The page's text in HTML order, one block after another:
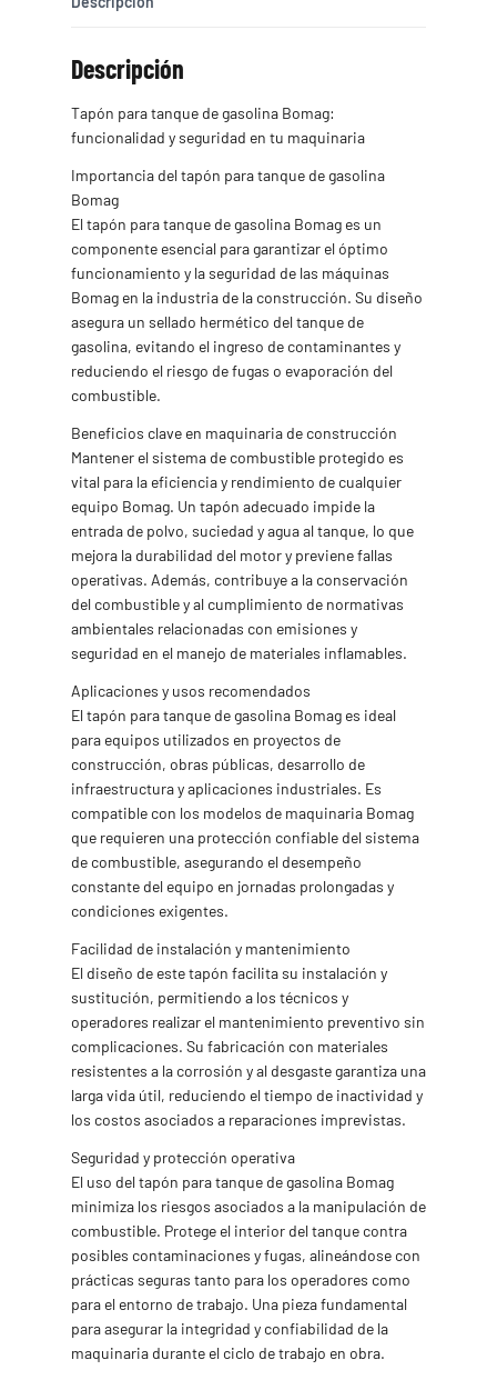
Descripción
Tapón para tanque de gasolina Bomag:
funcionalidad y seguridad en tu maquinaria
Importancia del tapón para tanque de gasolina
Bomag
El tapón para tanque de gasolina Bomag es un
componente esencial para garantizar el óptimo
funcionamiento y la seguridad de las máquinas
Bomag en la industria de la construcción. Su diseño
asegura un sellado hermético del tanque de
gasolina, evitando el ingreso de contaminantes y
reduciendo el riesgo de fugas o evaporación del
combustible.
Beneficios clave en maquinaria de construcción
Mantener el sistema de combustible protegido es
vital para la eficiencia y rendimiento de cualquier
equipo Bomag. Un tapón adecuado impide la
entrada de polvo, suciedad y agua al tanque, lo que
mejora la durabilidad del motor y previene fallas
operativas. Además, contribuye a la conservación
del combustible y al cumplimiento de normativas
ambientales relacionadas con emisiones y
seguridad en el manejo de materiales inflamables.
Aplicaciones y usos recomendados
El tapón para tanque de gasolina Bomag es ideal
para equipos utilizados en proyectos de
construcción, obras públicas, desarrollo de
infraestructura y aplicaciones industriales. Es
compatible con los modelos de maquinaria Bomag
que requieren una protección confiable del sistema
de combustible, asegurando el desempeño
constante del equipo en jornadas prolongadas y
condiciones exigentes.
Facilidad de instalación y mantenimiento
El diseño de este tapón facilita su instalación y
sustitución, permitiendo a los técnicos y
operadores realizar el mantenimiento preventivo sin
complicaciones. Su fabricación con materiales
resistentes a la corrosión y al desgaste garantiza una
larga vida útil, reduciendo el tiempo de inactividad y
los costos asociados a reparaciones imprevistas.
Seguridad y protección operativa
El uso del tapón para tanque de gasolina Bomag
minimiza los riesgos asociados a la manipulación de
combustible. Protege el interior del tanque contra
posibles contaminaciones y fugas, alineándose con
prácticas seguras tanto para los operadores como
para el entorno de trabajo. Una pieza fundamental
para asegurar la integridad y confiabilidad de la
maquinaria durante el ciclo de trabajo en obra.